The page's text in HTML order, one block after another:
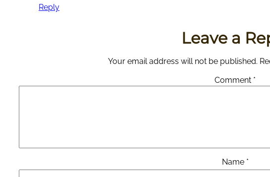
Reply
Leave a
Your email address will not be published.
Comment *
Name *